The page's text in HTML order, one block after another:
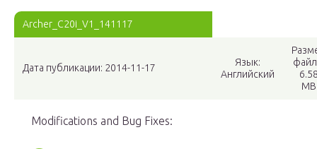
Archer_C20i_V1_141117
Дата публикации: 2014-11-17
Язык:
Английский
MB
Modifications and Bug Fixes: